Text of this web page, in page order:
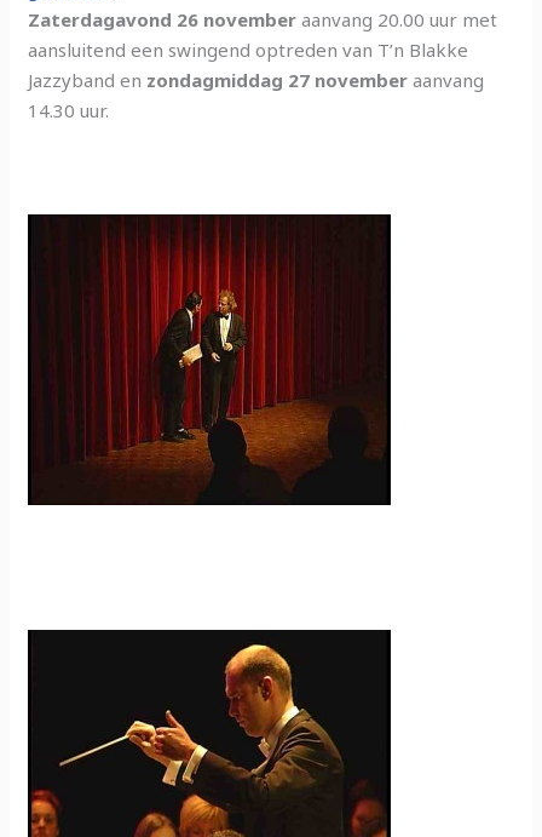
Zaterdagavond 26 november aanvang 20.00 uur met
aansluitend een swingend optreden van T’n Blakke
Jazzyband en zondagmiddag 27 november aanvang
14.30 uur.